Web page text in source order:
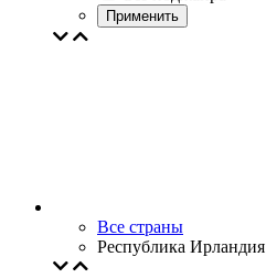
Применить
Все страны
Республика Ирландия